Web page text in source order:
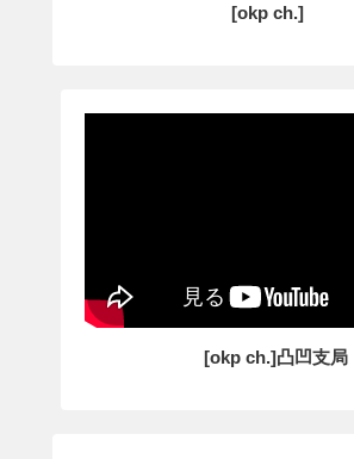
[okp ch.]
[okp ch.]凸凹支局